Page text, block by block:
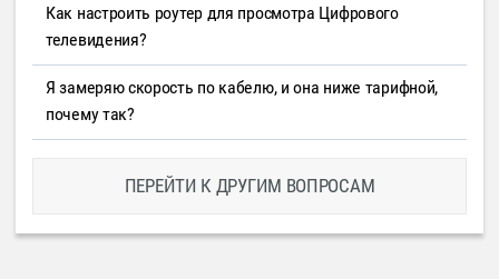
Как настроить роутер для просмотра Цифрового
телевидения?
Я замеряю скорость по кабелю, и она ниже тарифной,
почему так?
ПЕРЕЙТИ К ДРУГИМ ВОПРОСАМ